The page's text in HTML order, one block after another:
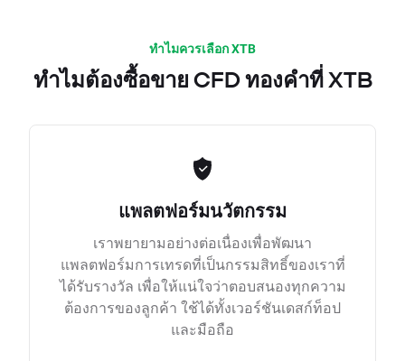
ทำไมควรเลือก XTB
ทำไมต้องซื้อขาย CFD ทองคำที่ XTB
แพลตฟอร์มนวัตกรรม
เราพยายามอย่างต่อเนื่องเพื่อพัฒนา
แพลตฟอร์มการเทรดที่เป็นกรรมสิทธิ์ของเราที่
ได้รับรางวัล เพื่อให้แน่ใจว่าตอบสนองทุกความ
ต้องการของลูกค้า ใช้ได้ทั้งเวอร์ชันเดสก์ท็อป
และมือถือ